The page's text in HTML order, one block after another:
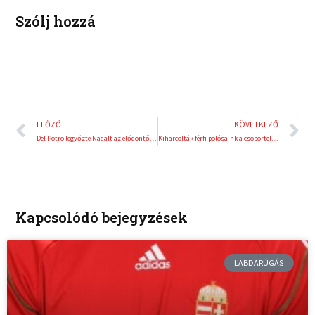
Szólj hozzá
Előző
ELŐZŐ
Del Potro legyőzte Nadalt az elődöntőben
KÖVETKEZŐ
Kiharcolták férfi pólósaink a csoportelsőséget
Kapcsolódó bejegyzések
LABDARÚGÁS